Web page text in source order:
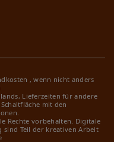
, wenn nicht anders
Lieferzeiten für andere
mit den
Rechte vorbehalten. Digitale
sind Teil der kreativen Arbeit